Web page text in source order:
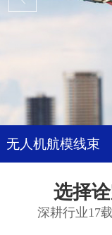
无人机航模线束
选择
深耕行业17